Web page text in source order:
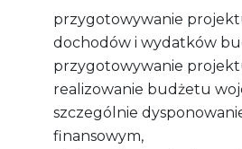
przygotowywanie
dochodów i wydatków
przygotowywanie
realizowanie budżetu
szczególnie
finansowym,